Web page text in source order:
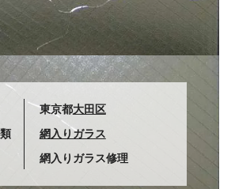
東京都大田区
網入りガラス
網入りガラス修理